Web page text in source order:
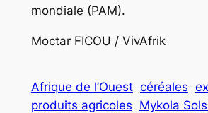
mondiale (PAM).
Moctar FICOU / VivAfrik
Afrique de l’Ouest céréales
produits agricoles Mykola